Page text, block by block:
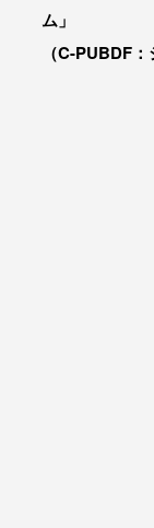
ム」
（C-PUBDF